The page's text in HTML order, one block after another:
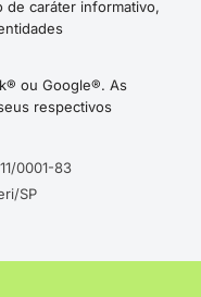
caráter informativo,
ou Google®. As
respectivos
0001-83
SP